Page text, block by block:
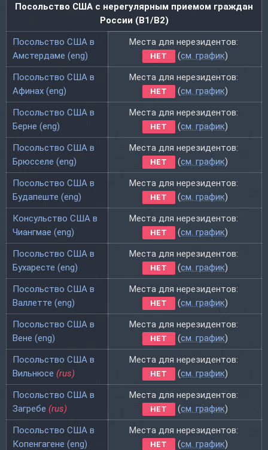
Посольство США с нерегулярным приемом граждан
России (B1/B2)
Посольство США в
Амстердаме (eng)
Места для нерезидентов:
НЕТ (см. график)
Посольство США в
Афинах (eng)
Места для нерезидентов:
НЕТ (см. график)
Посольство США в
Берне (eng)
Места для нерезидентов:
НЕТ (см. график)
Посольство США в
Брюсселе (eng)
Места для нерезидентов:
НЕТ (см. график)
Посольство США в
Будапеште (eng)
Места для нерезидентов:
НЕТ (см. график)
Консульство США в
Чиангмае (eng)
Места для нерезидентов:
НЕТ (см. график)
Посольство США в
Бухаресте (eng)
Места для нерезидентов:
НЕТ (см. график)
Посольство США в
Валлетте (eng)
Места для нерезидентов:
НЕТ (см. график)
Посольство США в
Вене (eng)
Места для нерезидентов:
НЕТ (см. график)
Посольство США в
Вильнюсе (rus)
Места для нерезидентов:
НЕТ (см. график)
Посольство США в
Загребе (rus)
Места для нерезидентов:
НЕТ (см. график)
Посольство США в
Копенгагене (eng)
Места для нерезидентов:
НЕТ (см. график)